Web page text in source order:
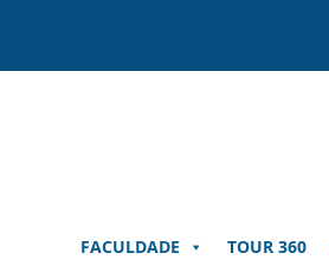
o
FACULDADE TOUR 360